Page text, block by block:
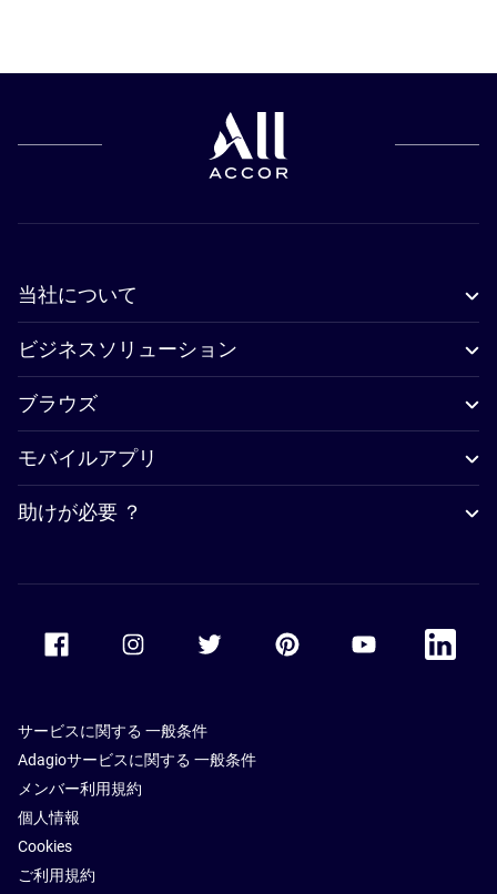
当社について
ビジネスソリューション
ブラウズ
モバイルアプリ
助けが必要 ？
Accor Facebook Accor TwitterAccor PinterestAccor Youtube
Accor
サービスに関する 一般条件
Adagioサービスに関する 一般条件
メンバー利用規約
個人情報
Cookies
ご利用規約